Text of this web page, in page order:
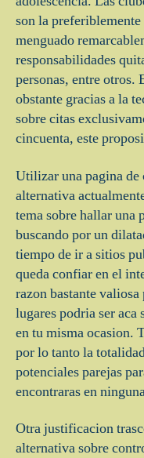
son la
menguado
responsabilidades
personas, entre otros.
obstante gracias a la
sobre citas
cincuenta, este
Utilizar una pagina de
alternativa
tema sobre hallar una
buscando por un
tiempo de ir a sitios
queda confiar en el
razon bastante
lugares podri­a ser aca
en tu misma ocasion.
por lo tanto la
potenciales parejas
encontraras en
Otra justificacion
alternativa sobre